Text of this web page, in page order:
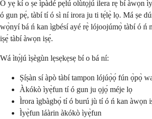
O yẹ kí o ṣe ìpàdé pẹ̀lú olùtọ́jú ilera rẹ bí àwọn
ó gun pẹ́, tàbí tí ó sì ní irora ju ti tẹ́lẹ̀ lọ. Má ṣe
wọ̀nyí bá ń kan ìgbésí ayé rẹ̀ lójoojúmọ̀ tàbí ó ń
iṣẹ́ tàbí àwọn iṣẹ́.
Wá ìtọ́jú ìṣègùn lẹsẹkẹsẹ bí o bá ní:
Ṣíṣàn sí àpò tàbí tampon lójúọ̀ọ́ fún ọ̀pọ̀
Àkókò ìyẹ̀fun tí ó gun ju ọjọ́ méje lọ
Ìrora ìgbàgbọ́ tí ó burú jù tí ó ń kan àwọn
Ìyẹ̀fun láàrin àkókò ìyẹ̀fun